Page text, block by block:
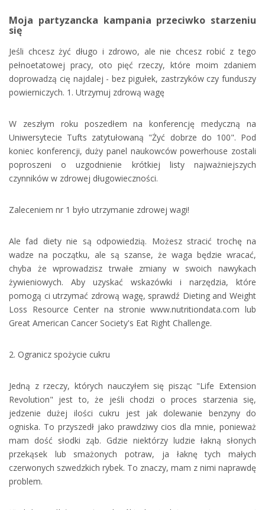
Moja partyzancka kampania przeciwko starzeniu
się
Jeśli chcesz żyć długo i zdrowo, ale nie chcesz robić z tego
pełnoetatowej pracy, oto pięć rzeczy, które moim zdaniem
doprowadzą cię najdalej - bez pigułek, zastrzyków czy funduszy
powierniczych. 1. Utrzymuj zdrową wagę
W zeszłym roku poszedłem na konferencję medyczną na
Uniwersytecie Tufts zatytułowaną "Żyć dobrze do 100". Pod
koniec konferencji, duży panel naukowców powerhouse zostali
poproszeni o uzgodnienie krótkiej listy najważniejszych
czynników w zdrowej długowieczności.
Zaleceniem nr 1 było utrzymanie zdrowej wagi!
Ale fad diety nie są odpowiedzią. Możesz stracić trochę na
wadze na początku, ale są szanse, że waga będzie wracać,
chyba że wprowadzisz trwałe zmiany w swoich nawykach
żywieniowych. Aby uzyskać wskazówki i narzędzia, które
pomogą ci utrzymać zdrową wagę, sprawdź Dieting and Weight
Loss Resource Center na stronie www.nutritiondata.com lub
Great American Cancer Society's Eat Right Challenge.
2. Ogranicz spożycie cukru
Jedną z rzeczy, których nauczyłem się pisząc "Life Extension
Revolution" jest to, że jeśli chodzi o proces starzenia się,
jedzenie dużej ilości cukru jest jak dolewanie benzyny do
ogniska. To przyszedł jako prawdziwy cios dla mnie, ponieważ
mam dość słodki ząb. Gdzie niektórzy ludzie łakną słonych
przekąsek lub smażonych potraw, ja łaknę tych małych
czerwonych szwedzkich rybek. To znaczy, mam z nimi naprawdę
problem.